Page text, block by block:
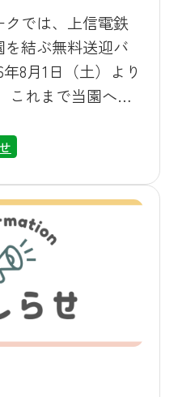
では、上信電鉄
結ぶ無料送迎バ
8月1日（土）より
なっておりまし
しになるお客様
園でのサファリ
だけるようにな
をお持ちでない
かけを楽しみた
ご利用いただけ
接する世界文化
など、周辺の観